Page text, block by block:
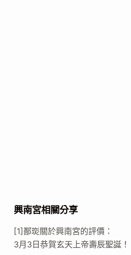
興南宮相關分享
[1]鄯珳關於興南宮的評價：
3月3日恭賀玄天上帝壽辰聖誕！